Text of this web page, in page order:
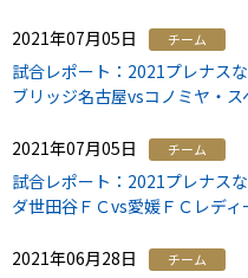
2021年07月05日 チーム
試合レポート：2021プレナス
ブリッジ名古屋vsコノミヤ・
2021年07月05日 チーム
試合レポート：2021プレナス
ダ世田谷ＦＣvs愛媛ＦＣレディ
2021年06月28日 チーム